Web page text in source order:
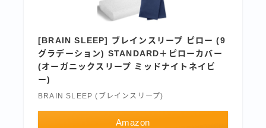
[BRAIN SLEEP] ブレインスリープ ピロー (9
グラデーション) STANDARD＋ピローカバー
(オーガニックスリープ ミッドナイトネイビ
ー)
BRAIN SLEEP (ブレインスリープ)
Amazon